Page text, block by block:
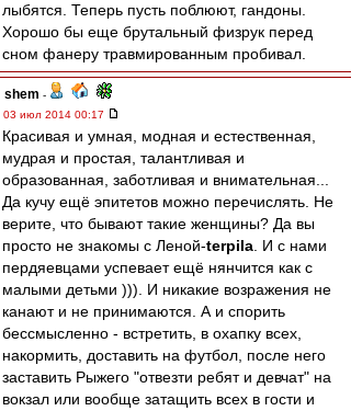
лыбятся. Теперь пусть поблюют, гандоны.
Хорошо бы еще брутальный физрук перед
сном фанеру травмированным пробивал.
shem -
03 июл 2014 00:17
Красивая и умная, модная и естественная,
мудрая и простая, талантливая и
образованная, заботливая и внимательная...
Да кучу ещё эпитетов можно перечислять. Не
верите, что бывают такие женщины? Да вы
просто не знакомы с Леной-terpila . И с нами
пердяевцами успевает ещё нянчится как с
малыми детьми ))). И никакие возражения не
канают и не принимаются. А и спорить
бессмысленно - встретить, в охапку всех,
накормить, доставить на футбол, после него
заставить Рыжего "отвезти ребят и девчат" на
вокзал или вообще затащить всех в гости и